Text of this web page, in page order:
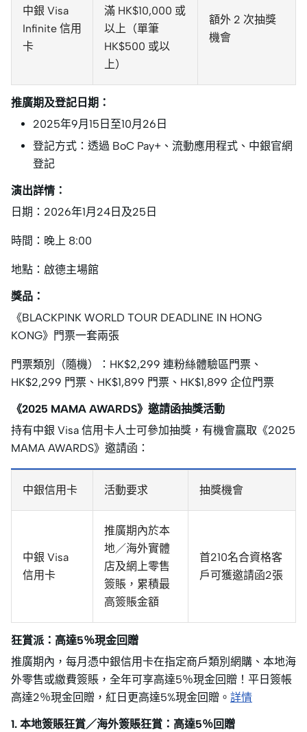
中銀 Visa
Infinite 信用
卡
滿 HK$10,000 或
以上（單筆
HK$500 或以
上）
額外 2 次抽獎
機會
推廣期及登記日期：
2025年9月15日至10月26日
登記方式：透過 BoC Pay+、流動應用程式、中銀官網
登記
演出詳情：
日期：2026年1月24日及25日
時間：晚上 8:00
地點：啟德主場館
獎品：
《BLACKPINK WORLD TOUR DEADLINE IN HONG
KONG》門票一套兩張
門票類別（隨機）：HK$2,299 連粉絲體驗區門票、
HK$2,299 門票、HK$1,899 門票、HK$1,899 企位門票
《2025 MAMA AWARDS》邀請函抽獎活動
持有中銀 Visa 信用卡人士可參加抽獎，有機會贏取《2025
MAMA AWARDS》邀請函：
中銀信用卡 活動要求 抽獎機會
中銀 Visa
信用卡
推廣期內於本
地／海外實體
店及網上零售
簽賬，累積最
高簽賬金額
首210名合資格客
戶可獲邀請函2張
狂賞派：高達5％現金回贈
推廣期內，每月憑中銀信用卡在指定商戶類別網購、本地海
外零售或繳費簽賬，全年可享高達5％現金回贈！平日簽帳
高達2％現金回贈，紅日更高達5%現金回贈。 詳情
1. 本地簽賬狂賞／海外簽賬狂賞：高達5％回贈